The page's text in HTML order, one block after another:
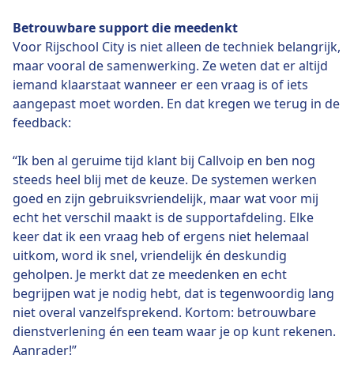
Betrouwbare support die meedenkt
Voor Rijschool City is niet alleen de techniek belangrijk,
maar vooral de samenwerking. Ze weten dat er altijd
iemand klaarstaat wanneer er een vraag is of iets
aangepast moet worden. En dat kregen we terug in de
feedback:
“Ik ben al geruime tijd klant bij Callvoip en ben nog
steeds heel blij met de keuze. De systemen werken
goed en zijn gebruiksvriendelijk, maar wat voor mij
echt het verschil maakt is de supportafdeling. Elke
keer dat ik een vraag heb of ergens niet helemaal
uitkom, word ik snel, vriendelijk én deskundig
geholpen. Je merkt dat ze meedenken en echt
begrijpen wat je nodig hebt, dat is tegenwoordig lang
niet overal vanzelfsprekend. Kortom: betrouwbare
dienstverlening én een team waar je op kunt rekenen.
Aanrader!”